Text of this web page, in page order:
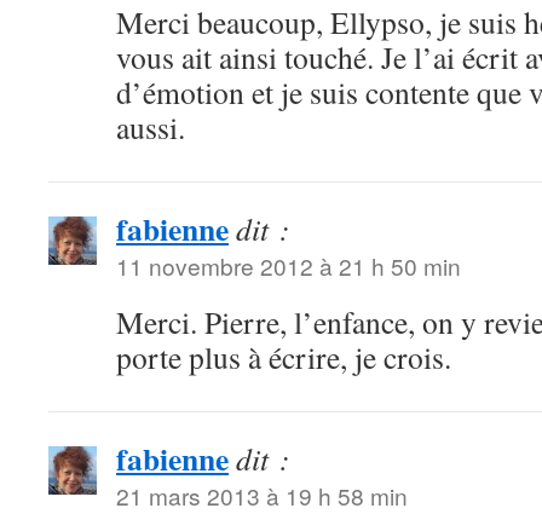
Merci beaucoup, Ellypso, je suis
vous ait ainsi touché. Je l’ai écrit
d’émotion et je suis contente que
aussi.
fabiennedit :
11 novembre 2012 à 21 h 50 min
Merci. Pierre, l’enfance, on y
porte plus à écrire, je crois.
fabiennedit :
21 mars 2013 à 19 h 58 min